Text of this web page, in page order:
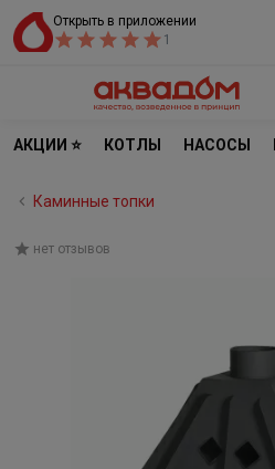
Открыть в приложении
1
АКЦИИ ⭐ КОТЛЫ НАСОСЫ
Каминные топки
нет отзывов